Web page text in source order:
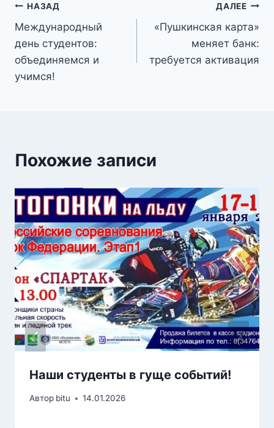
Навигация
по
записям
НАЗАД
Международный
день студентов:
объединяемся и
учимся!
ДАЛЕЕ
«Пушкинская карта»
меняет банк:
требуется активация
Похожие записи
Наши студенты в гуще событий!
Автор bitu 14.01.2026